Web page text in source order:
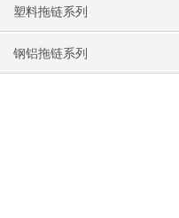
塑料拖链系列
钢铝拖链系列